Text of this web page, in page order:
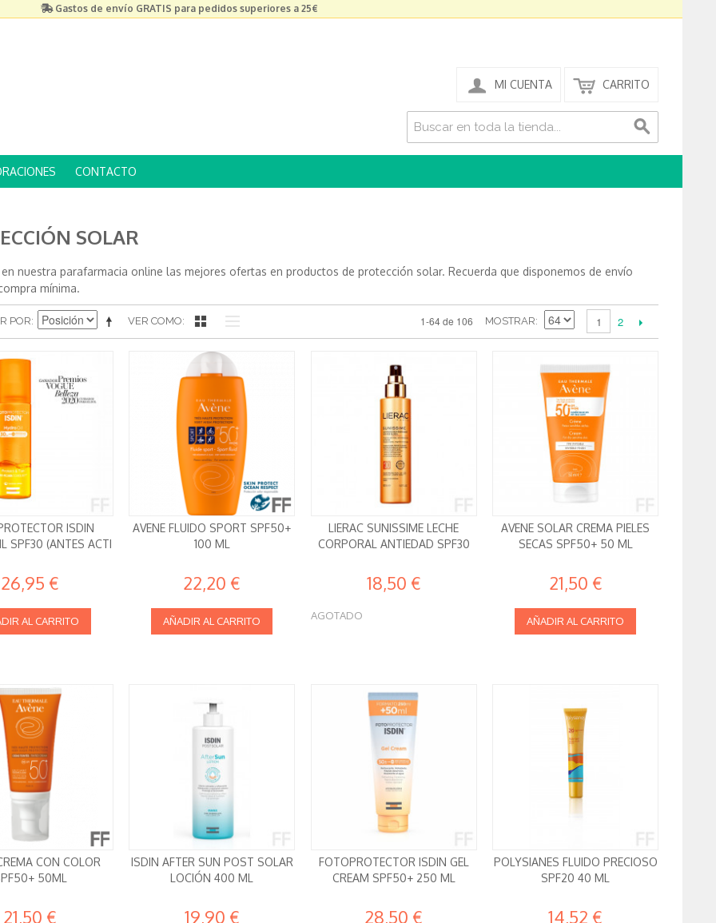
Gastos de envío GRATIS para pedidos superiores a 25€
MI CUENTA CARRITO
CONTACTO
SOLAR
en nuestra parafarmacia online las mejores ofertas en productos de protección solar. Recuerda que disponemos de envío
mínima.
VER COMO
POR 1-64 de 106 MOSTRAR 1 2
ISDIN
SPF30 (ANTES ACTI
26,95 €
AL CARRITO
AVENE FLUIDO SPORT SPF50+
100 ML
22,20 €
AÑADIR AL CARRITO
LIERAC SUNISSIME LECHE
CORPORAL ANTIEDAD SPF30
18,50 €
AGOTADO
AVENE SOLAR CREMA PIELES
SECAS SPF50+ 50 ML
21,50 €
AÑADIR AL CARRITO
CON COLOR
50ML
21,50 €
ISDIN AFTER SUN POST SOLAR
LOCIÓN 400 ML
19,90 €
FOTOPROTECTOR ISDIN GEL
CREAM SPF50+ 250 ML
28,50 €
POLYSIANES FLUIDO PRECIOSO
SPF20 40 ML
14,52 €